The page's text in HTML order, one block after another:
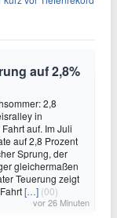
auf 2,8%
2,8
in
auf. Im Juli
auf 2,8 Prozent
Sprung, der
gleichermaßen
Teuerung zeigt
[…] (00)
vor 26 Minuten